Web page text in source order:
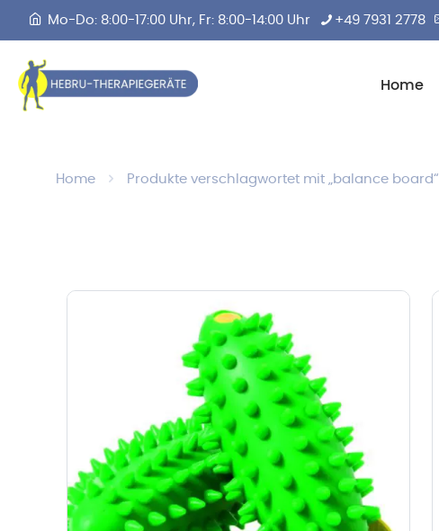
Mo-Do: 8:00-17:00 Uhr, Fr: 8:00-14:00 Uhr +49 7931 2778
Home
Home Produkte verschlagwortet mit „balance board“